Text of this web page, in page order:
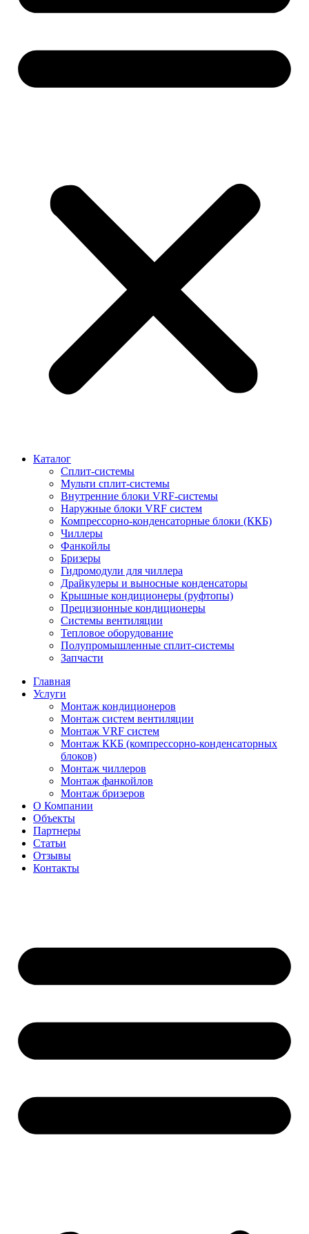
Каталог
Сплит-системы
Мульти сплит-системы
Внутренние блоки VRF-cистемы
Наружные блоки VRF cистем
Компрессорно-конденсаторные блоки (ККБ)
Чиллеры
Фанкойлы
Бризеры
Гидромодули для чиллера
Драйкулеры и выносные конденсаторы
Крышные кондиционеры (руфтопы)
Прецизионные кондиционеры
Системы вентиляции
Тепловое оборудование
Полупромышленные сплит-системы
Запчасти
Главная
Услуги
Монтаж кондиционеров
Монтаж cистем вентиляции
Монтаж VRF систем
Монтаж ККБ (компрессорно-конденсаторных
блоков)
Монтаж чиллеров
Монтаж фанкойлов
Монтаж бризеров
О Компании
Объекты
Партнеры
Статьи
Отзывы
Контакты